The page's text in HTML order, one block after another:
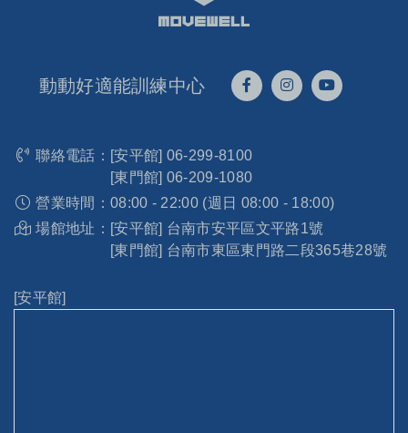
動動好適能訓練中心
聯絡電話： [安平館] 06-299-8100
[東門館] 06-209-1080
營業時間： 08:00 - 22:00 (週日 08:00 - 18:00)
場館地址： [安平館] 台南市安平區文平路1號
[東門館] 台南市東區東門路二段365巷28號
[安平館]